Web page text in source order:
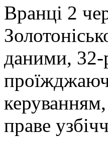
Вранці 2
даними, 32-
керуванням,
праве